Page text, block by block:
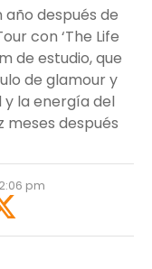
después de
con ‘The Life
de estudio, que
de glamour y
la energía del
meses después
pm